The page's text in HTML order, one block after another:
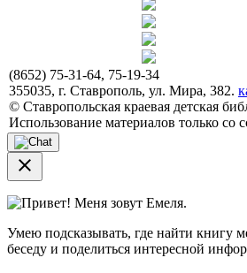
(8652) 75-31-64, 75-19-34
355035, г. Ставрополь, ул. Мира, 382.
© Ставропольская краевая детская
Использование материалов только со
close
Привет! Меня зовут Емеля.
Умею подсказывать, где найти книгу
беседу и поделиться интересной